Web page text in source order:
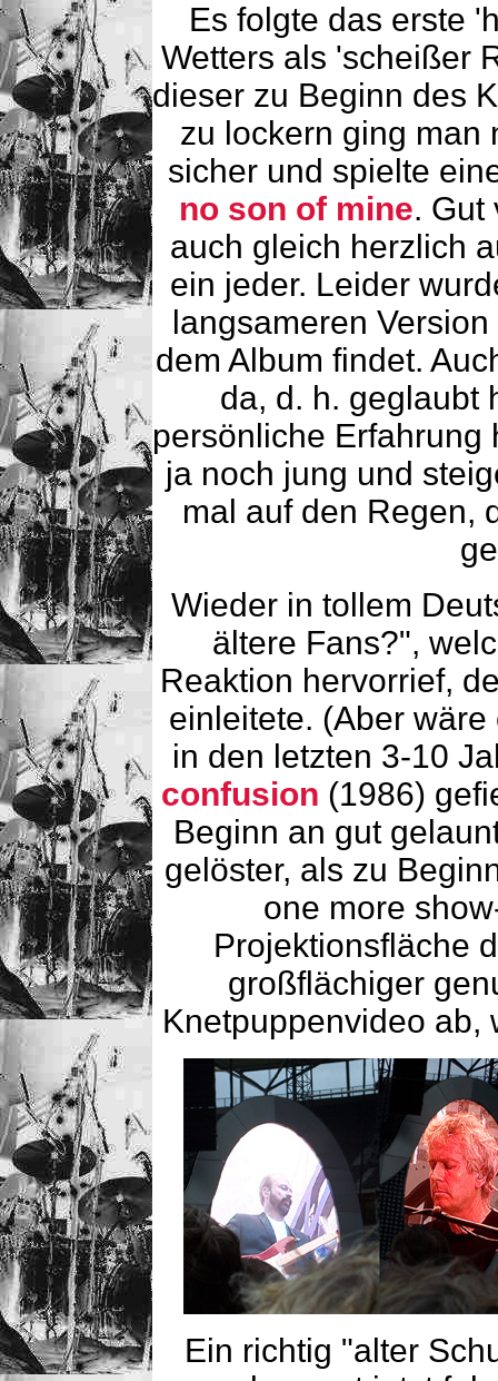
Es folgte das erste
Wetters als 'scheißer
dieser zu Beginn des
zu lockern ging man
sicher und spielte
no son of mine. Gut
auch gleich herzlich
ein jeder. Leider
langsameren
dem Album findet.
da, d. h. geglaubt
persönliche Erfahrung
ja noch jung und
mal auf den Regen,
Wieder in tollem
ältere Fans?",
Reaktion hervorrief,
einleitete. (Aber
in den letzten 3-10
confusion (1986)
Beginn an gut
gelöster, als zu
one more
Projektionsfläche
großflächiger
Knetpuppenvideo ab,
Ein richtig "alter